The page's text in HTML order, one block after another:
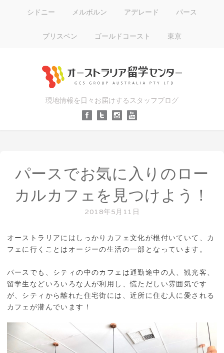
シドニー メルボルン アデレード パース
ブリスベン ゴールドコースト 東京
現地情報を日々お届けするスタッフブログ
パースでお気に入りのロー
カルカフェを見つけよう！
2018年5月11日
オーストラリアにはしっかりカフェ文化が根付いていて、カ
フェに行くことはオージーの生活の一部となっています。
パースでも、シティの中のカフェは通勤途中の人、観光客、
留学生などいろいろな人が利用し、慌ただしい雰囲気です
が、シティから離れた住宅街には、近所に住む人に愛される
カフェが潜んでいます！